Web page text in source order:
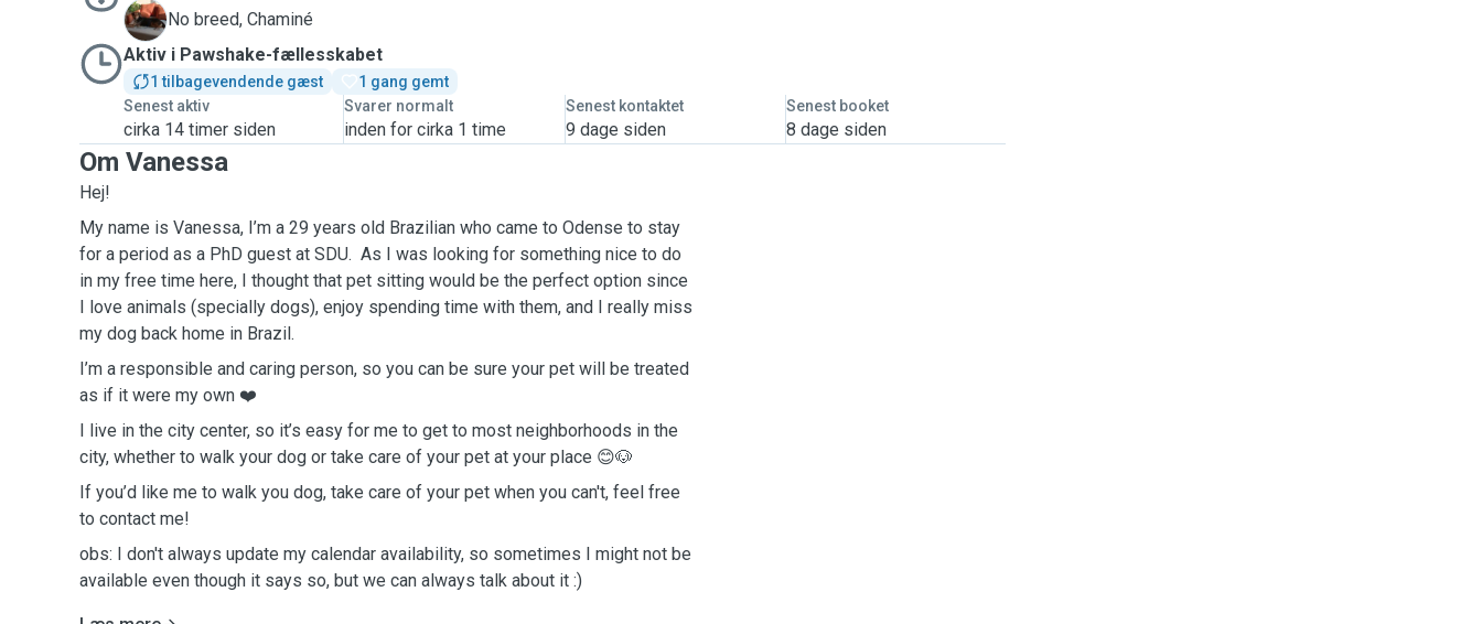
C
No breed, Chaminé
Aktiv i Pawshake-fællesskabet
1 tilbagevendende gæst
1 gang gemt
Senest aktiv
cirka 14 timer siden
Svarer normalt
inden for cirka 1 time
Senest kontaktet
9 dage siden
Senest booket
8 dage siden
Om Vanessa
Hej!
My name is Vanessa, I’m a 29 years old Brazilian who came to Odense to stay
for a period as a PhD guest at SDU. As I was looking for something nice to do
in my free time here, I thought that pet sitting would be the perfect option since
I love animals (specially dogs), enjoy spending time with them, and I really miss
my dog back home in Brazil.
I’m a responsible and caring person, so you can be sure your pet will be treated
as if it were my own ❤️
I live in the city center, so it’s easy for me to get to most neighborhoods in the
city, whether to walk your dog or take care of your pet at your place 😊🐶
If you’d like me to walk you dog, take care of your pet when you can't, feel free
to contact me!
obs: I don't always update my calendar availability, so sometimes I might not be
available even though it says so, but we can always talk about it :)